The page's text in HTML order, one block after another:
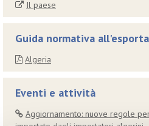
Il paese
Guida normativa
Algeria
Eventi e attività
Aggiornamento: nuove regole